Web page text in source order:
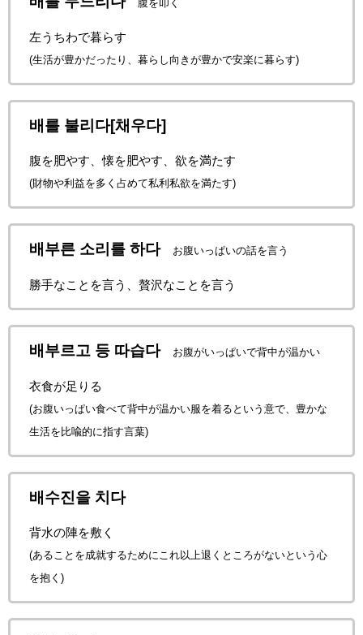
腹を叩く
左うちわで暮らす
(生活が豊かだったり、暮らし向きが豊かで安楽に暮らす)
배를 불리다[채우다]
腹を肥やす、懐を肥やす、欲を満たす
(財物や利益を多く占めて私利私欲を満たす)
배부른 소리를 하다 お腹いっぱいの話を言う
勝手なことを言う、贅沢なことを言う
배부르고 등 따습다 お腹がいっぱいで背中が温かい
衣食が足りる
(お腹いっぱい食べて背中が温かい服を着るという意で、豊かな
生活を比喩的に指す言葉)
배수진을 치다
背水の陣を敷く
(あることを成就するためにこれ以上退くところがないという心
を抱く)